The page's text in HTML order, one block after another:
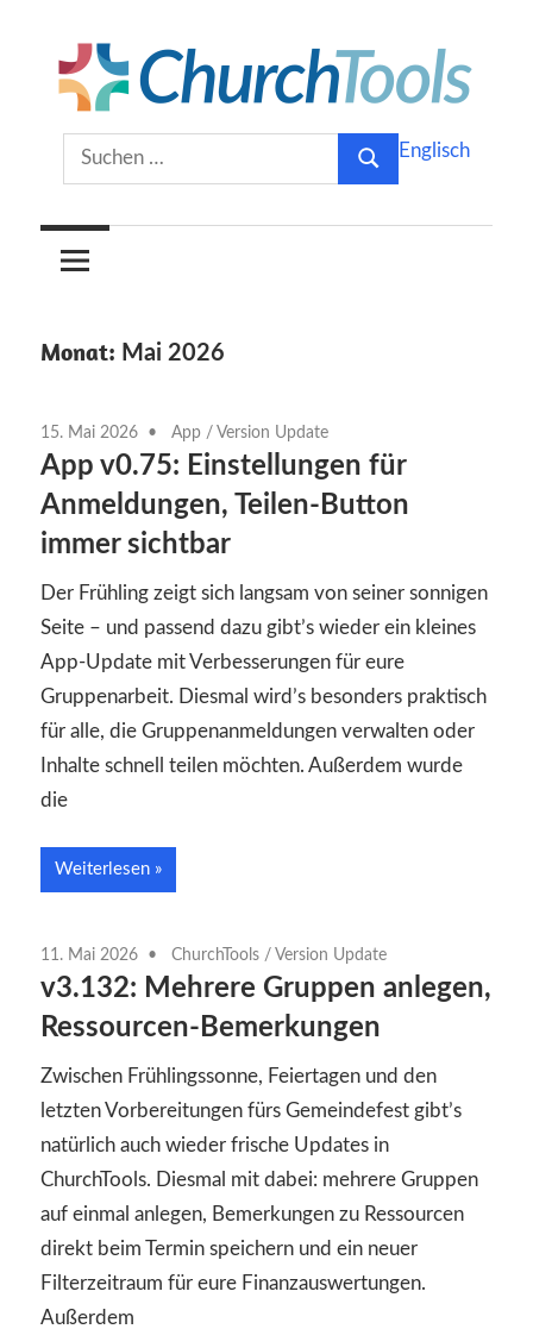
Inhalt
springen
ChurchTools
Blog
(Deutsch)
KircheSuchen
nach:
Suchen
Englisch
Monat: Mai 2026
15. Mai 2026 App / Version Update
App v0.75: Einstellungen für
Anmeldungen, Teilen-Button
immer sichtbar
Der Frühling zeigt sich langsam von seiner sonnigen
Seite – und passend dazu gibt’s wieder ein kleines
App-Update mit Verbesserungen für eure
Gruppenarbeit. Diesmal wird’s besonders praktisch
für alle, die Gruppenanmeldungen verwalten oder
Inhalte schnell teilen möchten. Außerdem wurde
die
Weiterlesen
11. Mai 2026 ChurchTools / Version Update
v3.132: Mehrere Gruppen anlegen,
Ressourcen-Bemerkungen
Zwischen Frühlingssonne, Feiertagen und den
letzten Vorbereitungen fürs Gemeindefest gibt’s
natürlich auch wieder frische Updates in
ChurchTools. Diesmal mit dabei: mehrere Gruppen
auf einmal anlegen, Bemerkungen zu Ressourcen
direkt beim Termin speichern und ein neuer
Filterzeitraum für eure Finanzauswertungen.
Außerdem